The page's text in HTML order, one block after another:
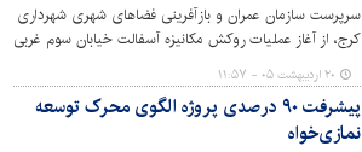
سرپرست سازمان عمران و بازآفرینی فضاهای شهری شهرداری
کرج، از آغاز عملیات روکش مکانیزه آسفالت خیابان سوم غربی
آق‌تپه در راستای رویکرد عدالت محوری و توزیع عادلانه
امکانات شهری در مناطق کم برخوردار شهر کرج خبر داد.
۲۰ اردیبهشت ۰۵ - ۱۱:۵۷
پیشرفت ۹۰ درصدی پروژه الگوی محرک توسعه
نمازی‌خواه